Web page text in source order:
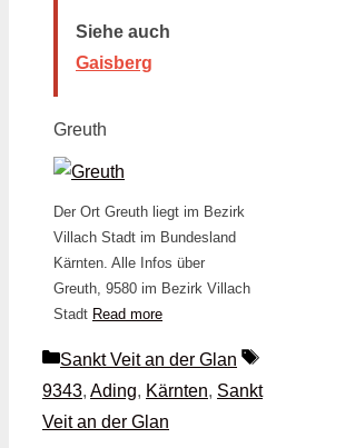
Siehe auch
Gaisberg
Greuth
Der Ort Greuth liegt im Bezirk
Villach Stadt im Bundesland
Kärnten. Alle Infos über
Greuth, 9580 im Bezirk Villach
Stadt Read more
Kategorien
Sankt Veit an der Glan
9343, Ading, Kärnten, Sankt
Veit an der Glan